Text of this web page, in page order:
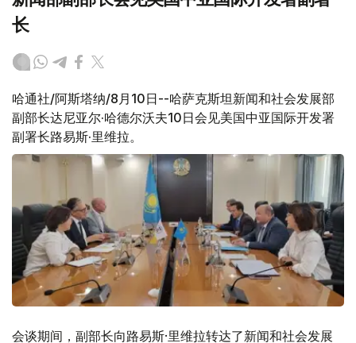
长
哈通社/阿斯塔纳/8月10日--哈萨克斯坦新闻和社会发展部
副部长达尼亚尔·哈德尔沃夫10日会见美国中亚国际开发署
副署长路易斯·里维拉。
会谈期间，副部长向路易斯·里维拉转达了新闻和社会发展